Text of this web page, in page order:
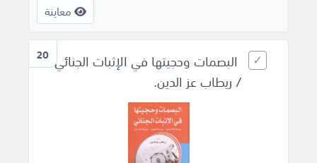
معاينة
20 البصمات وحجيتها في الإثبات الجنائي
/ ريطاب عز الدين.